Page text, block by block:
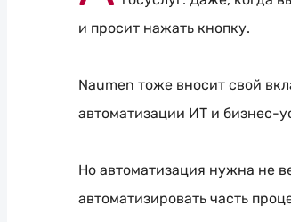
и просит нажать кнопку.
Naumen тоже вносит свой
автоматизации ИТ и бизнес-
Но автоматизация нужна не
автоматизировать часть